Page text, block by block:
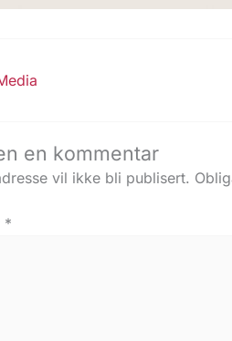
en kommentar
vil ikke bli publisert.
*